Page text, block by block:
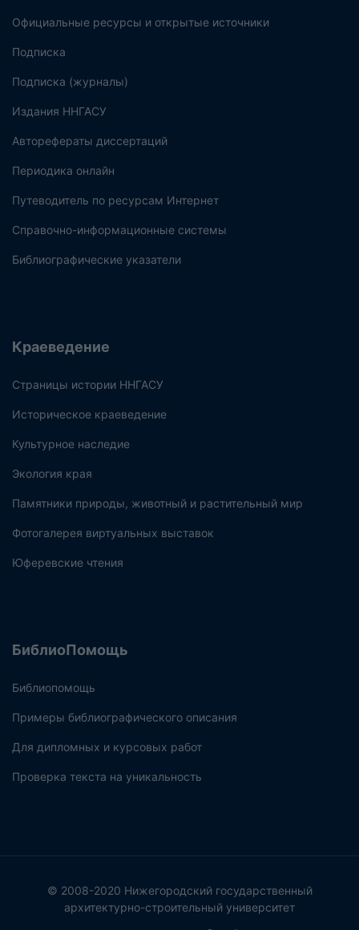
Официальные ресурсы и открытые источники
Подписка
Подписка (журналы)
Издания ННГАСУ
Авторефераты диссертаций
Периодика онлайн
Путеводитель по ресурсам Интернет
Справочно-информационные системы
Библиографические указатели
Краеведение
Страницы истории ННГАСУ
Историческое краеведение
Культурное наследие
Экология края
Памятники природы, животный и растительный мир
Фотогалерея виртуальных выставок
Юферевские чтения
БиблиоПомощь
Библиопомощь
Примеры библиографического описания
Для дипломных и курсовых работ
Проверка текста на уникальность
© 2008-2020 Нижегородский государственный
архитектурно-строительный университет